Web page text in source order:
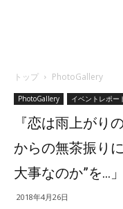
トップ PhotoGallery
PhotoGallery イベントレポー
『恋は雨上がり
からの無茶振り
大事なのか”を…」
2018年4月26日